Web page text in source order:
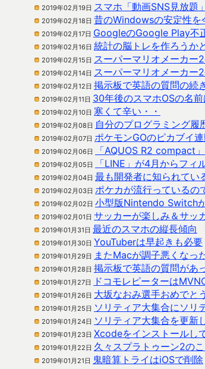
2019年02月19日 スマホ「動画SNS見放題
2019年02月18日 昔のWindowsの安定性を
2019年02月17日 GoogleのGoogle Play不
2019年02月16日 統計の脳トレを作ろうか
2019年02月15日 スーパーマリオメーカー
2019年02月14日 スーパーマリオメーカー
2019年02月12日 掲示板で英語の質問の続
2019年02月11日 30年後のスマホOSの名
2019年02月10日 寒くて辛い・・
2019年02月08日 自分のプログラミング履
2019年02月07日 ポケモンGOのピカブイ
2019年02月06日 「AQUOS R2 compact
2019年02月05日 「LINE」が4月からフィ
2019年02月04日 最も開発者に知られて
2019年02月03日 ポケカが流行っているの
2019年02月02日 小型版Nintendo Switch
2019年02月01日 サッカーが楽しみ＆サッ
2019年01月31日 最近のスマホの縦長傾向
2019年01月30日 YouTuberは早起きも必要
2019年01月29日 またMacが調子悪くなっ
2019年01月28日 掲示板で英語の質問があ
2019年01月27日 ドコモレピーターは
2019年01月26日 大坂なおみ選手おめでと
2019年01月25日 ソリティア大集合にソリ
2019年01月24日 ソリティア大集合を更新
2019年01月23日 Xcodeをインストールし
2019年01月22日 久々スプラトゥーン2の
2019年01月21日 鬼暗算トライはiOSで削除